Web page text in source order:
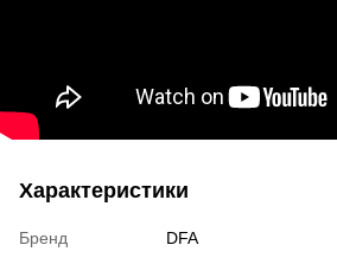
Характеристики
Бренд
DFA